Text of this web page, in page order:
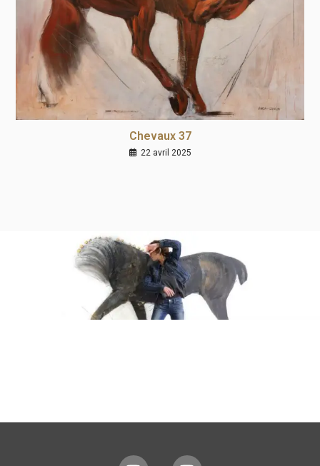
Chevaux 37
22 avril 2025